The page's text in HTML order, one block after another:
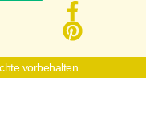
vorbehalten.